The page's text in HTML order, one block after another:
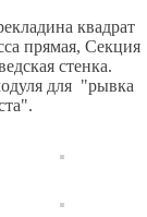
квадрат
прямая, Секция
стенка.
для "рывка